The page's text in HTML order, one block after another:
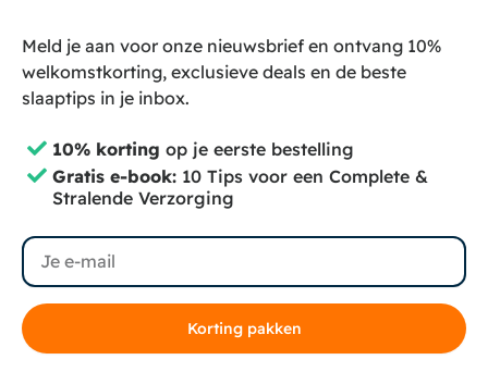
I
n
s
t
g
a
F
a
e
o
o
k
T
i
t
k
Copyright © 2024 – Groomzo
Algemene Voorwaarden Abonnementen
Sitemap
💌 Aanmelden
Meld je aan voor onze nieuwsbrief en ontvang 10%
welkomstkorting, exclusieve deals en de beste
slaaptips in je inbox.
10% korting op je eerste bestelling
Gratis e-book: 10 Tips voor een Complete &
Stralende Verzorging
Email
Korting pakken